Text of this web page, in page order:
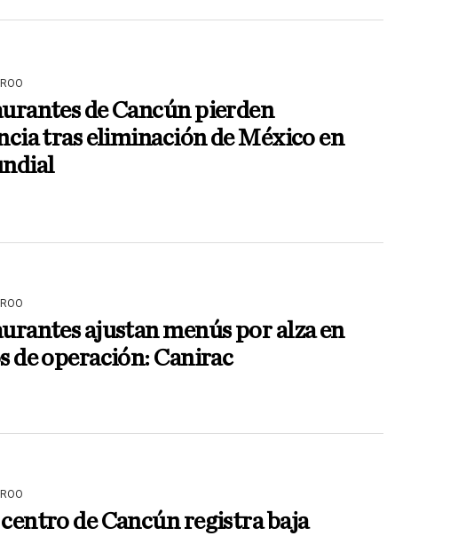
de Cancún pierden
tras eliminación de México en
ajustan menús por alza en
de operación: Canirac
de Cancún registra baja